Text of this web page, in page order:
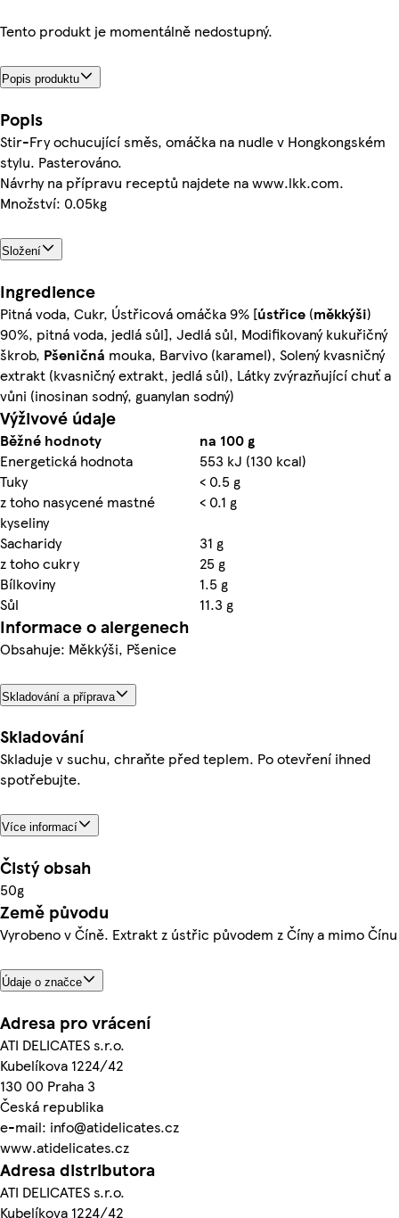
Tento produkt je momentálně nedostupný.
Popis produktu
Popis
Stir-Fry ochucující směs, omáčka na nudle v Hongkongském
stylu. Pasterováno.
Návrhy na přípravu receptů najdete na www.lkk.com.
Množství: 0.05kg
Složení
Ingredience
Pitná voda, Cukr, Ústřicová omáčka 9% [ústřice (měkkýši)
90%, pitná voda, jedlá sůl], Jedlá sůl, Modifikovaný kukuřičný
škrob, Pšeničná mouka, Barvivo (karamel), Solený kvasničný
extrakt (kvasničný extrakt, jedlá sůl), Látky zvýrazňující chuť a
vůni (inosinan sodný, guanylan sodný)
Výživové údaje
Běžné hodnoty
na 100 g
Energetická hodnota
553 kJ (130 kcal)
Tuky
< 0.5 g
z toho nasycené mastné
kyseliny
< 0.1 g
Sacharidy
31 g
z toho cukry
25 g
Bílkoviny
1.5 g
Sůl
11.3 g
Informace o alergenech
Obsahuje: Měkkýši, Pšenice
Skladování a příprava
Skladování
Skladuje v suchu, chraňte před teplem. Po otevření ihned
spotřebujte.
Více informací
Čistý obsah
50g
Země původu
Vyrobeno v Číně. Extrakt z ústřic původem z Číny a mimo Čínu
Údaje o značce
Adresa pro vrácení
ATI DELICATES s.r.o.
Kubelíkova 1224/42
130 00 Praha 3
Česká republika
e-mail: info@atidelicates.cz
www.atidelicates.cz
Adresa distributora
ATI DELICATES s.r.o.
Kubelíkova 1224/42